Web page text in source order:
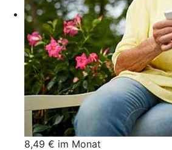
8,49 € im Monat